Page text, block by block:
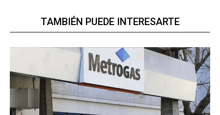
TAMBIÉN PUEDE INTERESARTE